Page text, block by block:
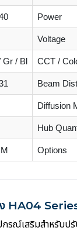
Power
Voltage
Gr / Bl CCT /
Beam
Diffusion
Hub
Options
HA04
ณ์เสริมสำหรับปรั